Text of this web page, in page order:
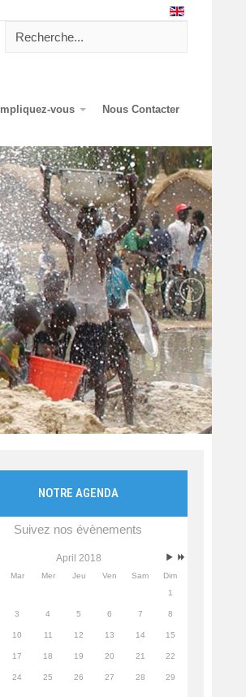
Impliquez-vous Nous Contacter
NOTRE AGENDA
Suivez nos évènements
April 2018
Mar Mer Jeu Ven Sam
Dim
1
3 4 5 6 7 8
10 11 12 13 14 15
17 18 19 20 21 22
24 25 26 27 28 29